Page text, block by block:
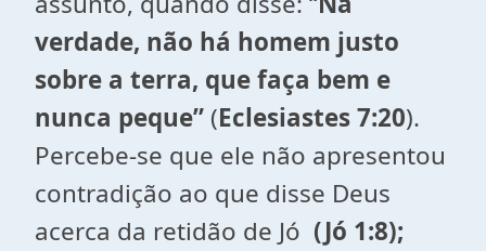
verdade, não há homem justo
sobre a terra, que faça bem e
nunca peque” (Eclesiastes 7:20).
Percebe-se que ele não apresentou
contradição ao que disse Deus
acerca da retidão de Jó (Jó 1:8);